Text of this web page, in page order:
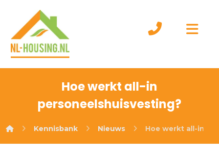
Hoe werkt all-in
personeelshuisvesting?
Kennisbank Nieuws Hoe werkt all-in